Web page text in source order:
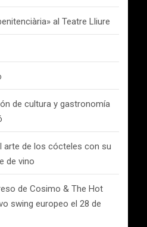
al Teatre Lliure
de cultura y gastronomía
de los cócteles con su
de vino
de Cosimo & The Hot
swing europeo el 28 de